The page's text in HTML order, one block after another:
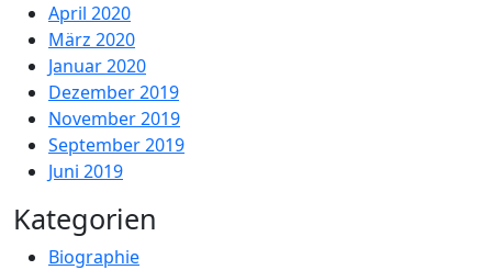
April 2020
März 2020
Januar 2020
Dezember 2019
November 2019
September 2019
Juni 2019
Kategorien
Biographie